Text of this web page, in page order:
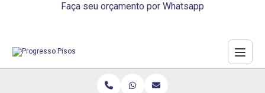
Faça seu orçamento por Whatsapp